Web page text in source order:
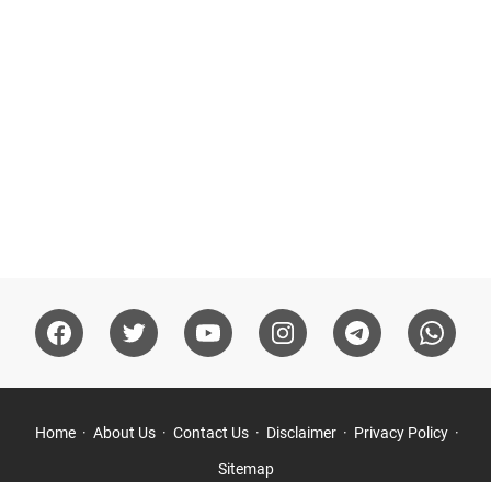
Home About Us Contact Us Disclaimer Privacy Policy
Sitemap